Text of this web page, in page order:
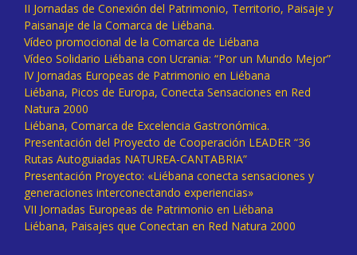
II Jornadas de Conexión del Patrimonio, Territorio, Paisaje y
Paisanaje de la Comarca de Liébana.
Vídeo promocional de la Comarca de Liébana
Vídeo Solidario Liébana con Ucrania: “Por un Mundo Mejor”
IV Jornadas Europeas de Patrimonio en Liébana
Liébana, Picos de Europa, Conecta Sensaciones en Red
Natura 2000
Liébana, Comarca de Excelencia Gastronómica.
Presentación del Proyecto de Cooperación LEADER “36
Rutas Autoguiadas NATUREA-CANTABRIA”
Presentación Proyecto: «Liébana conecta sensaciones y
generaciones interconectando experiencias»
VII Jornadas Europeas de Patrimonio en Liébana
Liébana, Paisajes que Conectan en Red Natura 2000